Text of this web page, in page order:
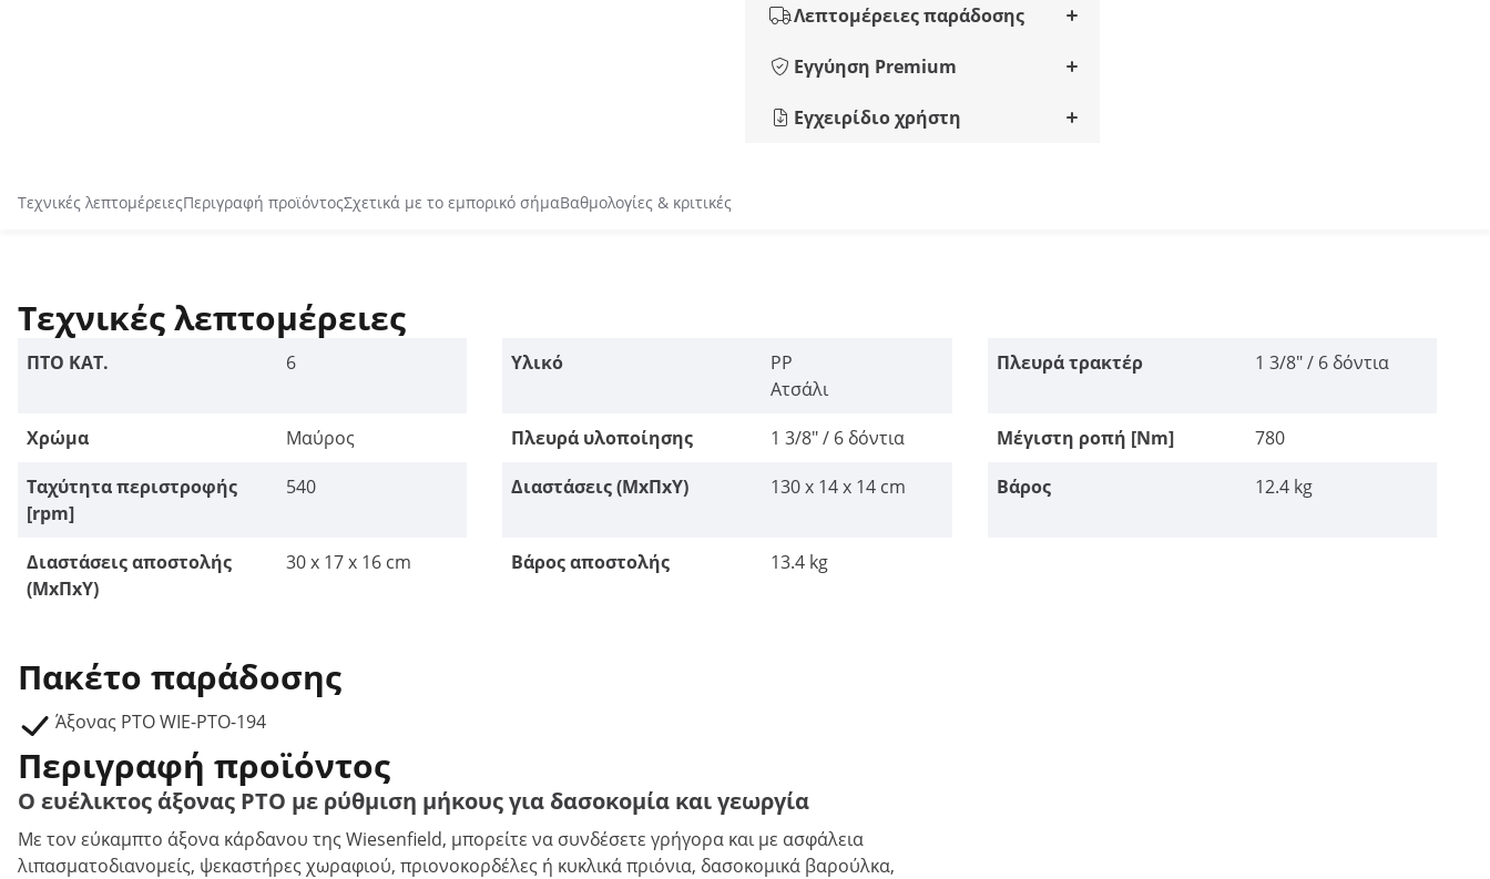
Λεπτομέρειες παράδοσης
Εγγύηση Premium
Εγχειρίδιο χρήστη
Τεχνικές λεπτομέρειεςΠεριγραφή προϊόντοςΣχετικά με το εμπορικό σήμαΒαθμολογίες & κριτικές
Τεχνικές λεπτομέρειες
ΠΤΟ ΚΑΤ. 6 Υλικό
PP
Ατσάλι
Πλευρά τρακτέρ 1 3/8" / 6 δόντια
Χρώμα Μαύρος Πλευρά υλοποίησης 1 3/8" / 6 δόντια Μέγιστη ροπή [Nm]
780
Ταχύτητα περιστροφής
[rpm]
540 Διαστάσεις (ΜxΠxΥ) 130 x 14 x 14 cm Βάρος 12.4 kg
Διαστάσεις αποστολής
(ΜxΠxΥ)
30 x 17 x 16 cm Βάρος αποστολής 13.4 kg
Πακέτο παράδοσης
Άξονας PTO WIE-PTO-194
Περιγραφή προϊόντος
Ο ευέλικτος άξονας PTO με ρύθμιση μήκους για δασοκομία και γεωργία
Με τον εύκαμπτο άξονα κάρδανου της Wiesenfield, μπορείτε να συνδέσετε γρήγορα και με ασφάλεια
λιπασματοδιανομείς, ψεκαστήρες χωραφιού, πριονοκορδέλες ή κυκλικά πριόνια, δασοκομικά βαρούλκα,